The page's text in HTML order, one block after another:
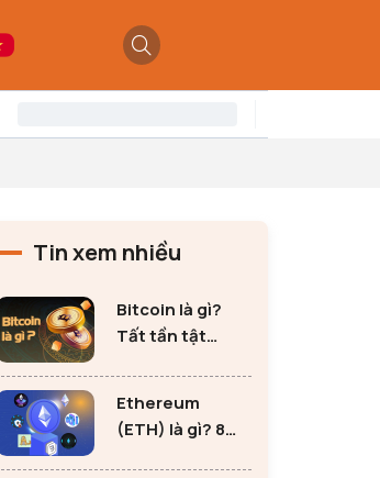
Tin xem nhiều
Bitcoin là gì?
Tất tần tật
Bitcoin
Ethereum
(ETH) là gì? 8